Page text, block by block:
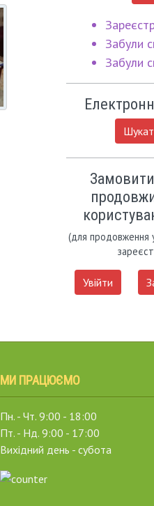
Забули
Забули
(для продовження
Увійти
МИ ПРАЦЮЄМО
Пн. - Чт. 9:00 - 18:00
Пт. - Нд. 9:00 - 17:00
Вихідний день - субота